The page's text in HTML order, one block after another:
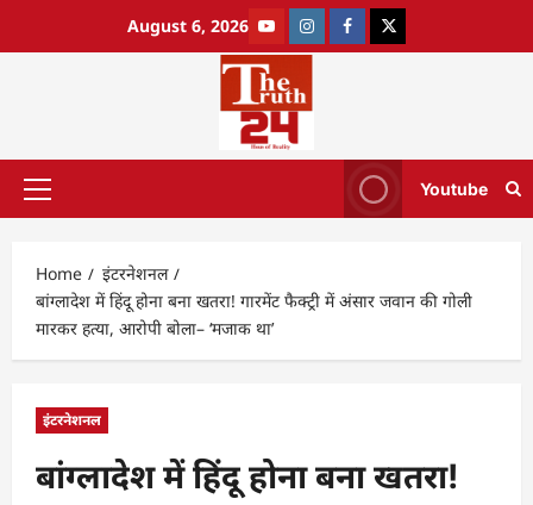
August 6, 2026
Youtube
Home
इंटरनेशनल
बांग्लादेश में हिंदू होना बना खतरा! गारमेंट फैक्ट्री में अंसार जवान की गोली
मारकर हत्या, आरोपी बोला– ‘मजाक था’
इंटरनेशनल
बांग्लादेश में हिंदू होना बना खतरा!